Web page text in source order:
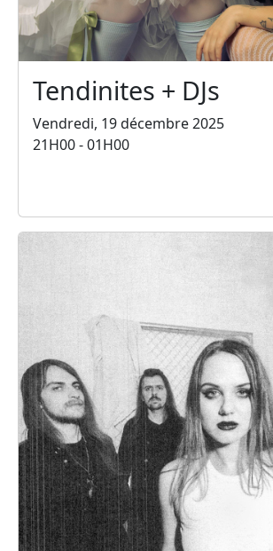
Tendinites + DJs
Vendredi, 19 décembre 2025
21H00 - 01H00